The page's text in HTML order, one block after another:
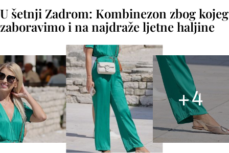
U šetnji Zadrom: Kombinezon zbog kojeg
zaboravimo i na najdraže ljetne haljine
+4